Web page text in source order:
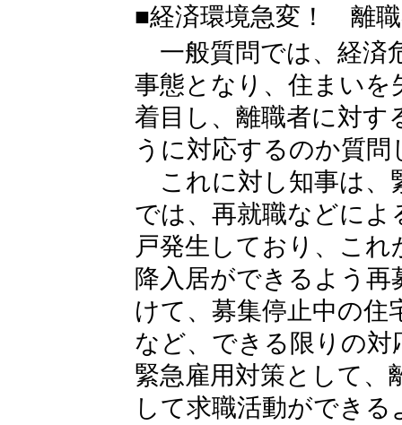
■経済環境急変！ 離
一般質問では、経済
事態となり、住まい
着目し、離職者に対す
うに対応するのか質問
これに対し知事は、
では、再就職などによ
戸発生しており、こ
降入居ができるよう
けて、募集停止中の
など、できる限りの
緊急雇用対策として、
して求職活動ができ